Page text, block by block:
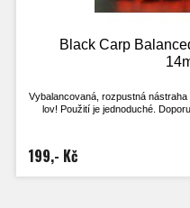
Black Carp
Vybalancovaná, rozpustná
lov! Použití je jednoduché.
Výdrž ve vodě je přibližně 2h. Je
chladné vodě a při nezájmu ryb je
199,- Kč